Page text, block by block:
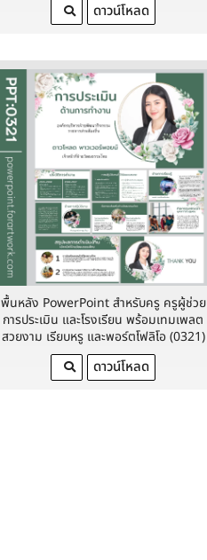
ดาวน์โหลด
พื้นหลัง PowerPoint สำหรับครู ครูผู้ช่วย
การประเมิน และโรงเรียน พร้อมเทมเพลต
สวยงาม เรียบหรู และพอร์ตโฟลิโอ (0321)
ดาวน์โหลด